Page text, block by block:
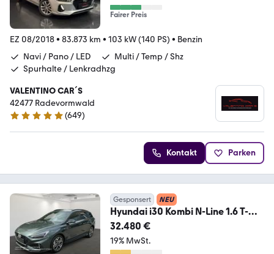
Fairer Preis
EZ 08/2018• 83.873 km • 103 kW (140 PS) • Benzin
Navi / Pano / LED
Multi / Temp / Shz
Spurhalte / Lenkradhzg
VALENTINO CAR´S
42477 Radevormwald
4.9 Sterne
(649)
Kontakt Parken
Gesponsert NEU
Hyundai i30 Kombi N-Line 1.6 T-
GDI DCT N-Line**sofort ve
32.480 €
19% MwSt.